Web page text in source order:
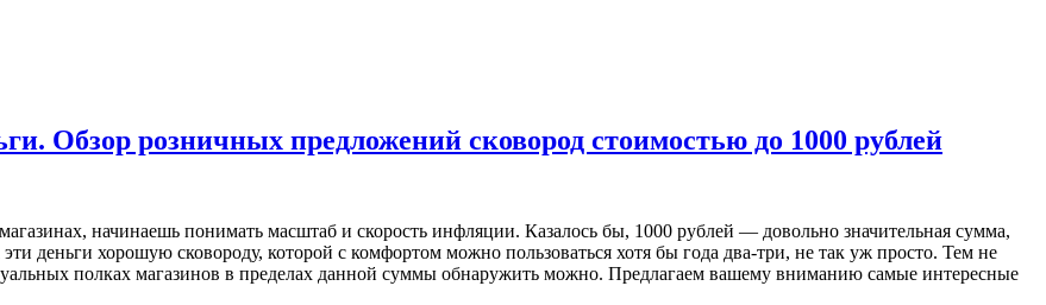
Обзор розничных предложений сковород стоимостью до 1000 рублей
начинаешь понимать масштаб и скорость инфляции. Казалось бы, 1000 рублей — довольно значительная сумма,
деньги хорошую сковороду, которой с комфортом можно пользоваться хотя бы года два-три, не так уж просто. Тем не
полках магазинов в пределах данной суммы обнаружить можно. Предлагаем вашему вниманию самые интересные